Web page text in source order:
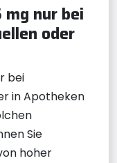
nur bei
oder
bei
in Apotheken
Sie
hoher